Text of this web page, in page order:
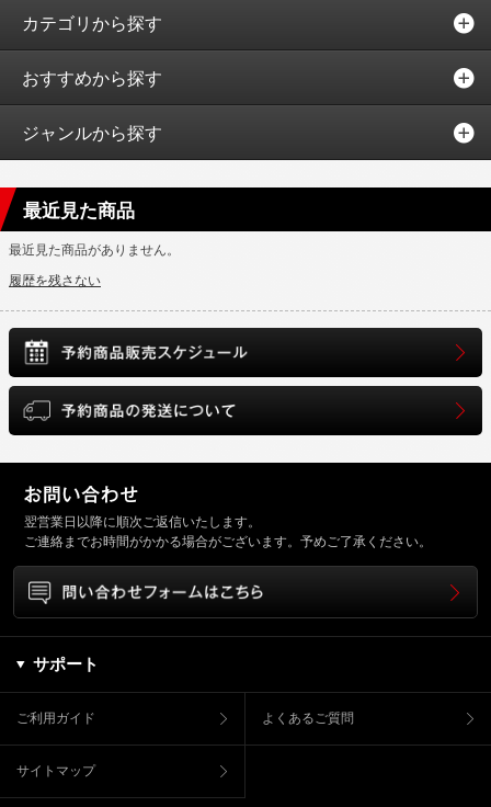
カテゴリから探す
おすすめから探す
ジャンルから探す
最近見た商品
最近見た商品がありません。
履歴を残さない
翌営業日以降に順次ご返信いたします。
ご連絡までお時間がかかる場合がございます。予めご了承ください。
サポート
ご利用ガイド よくあるご質問
サイトマップ